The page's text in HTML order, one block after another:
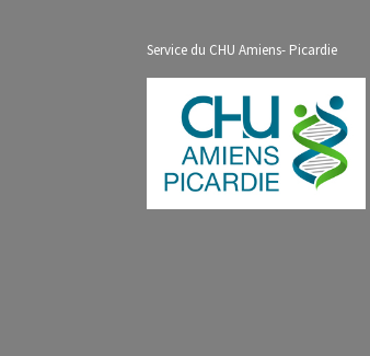
Service du CHU Amiens- Picardie